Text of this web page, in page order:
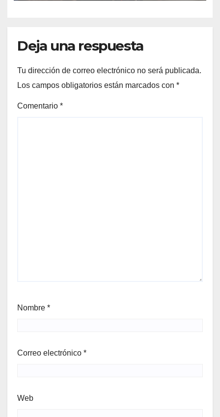
Deja una respuesta
Tu dirección de correo electrónico no será publicada.
Los campos obligatorios están marcados con *
Comentario *
Nombre *
Correo electrónico *
Web